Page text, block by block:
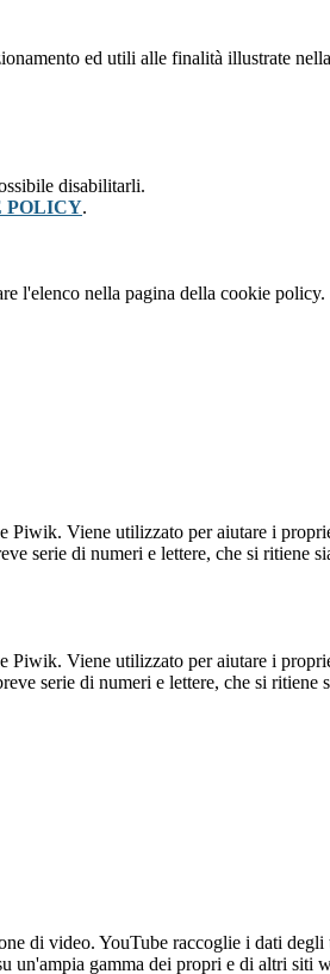
ed utili alle finalità illustrate nella
disabilitarli.
POLICY.
l'elenco nella pagina della cookie policy.
Piwik. Viene utilizzato per aiutare i
serie di numeri e lettere, che si ritiene
Piwik. Viene utilizzato per aiutare i
serie di numeri e lettere, che si
di video. YouTube raccoglie i dati
un'ampia gamma dei propri e di altri siti